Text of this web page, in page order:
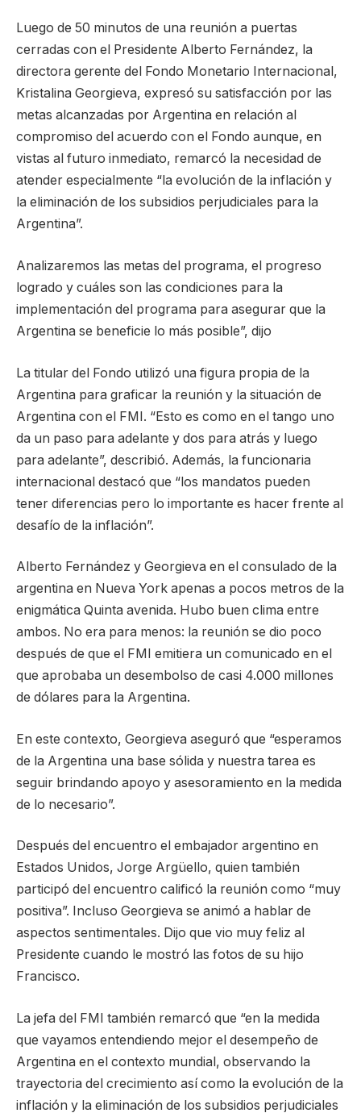
Luego de 50 minutos de una reunión a puertas
cerradas con el Presidente Alberto Fernández, la
directora gerente del Fondo Monetario Internacional,
Kristalina Georgieva, expresó su satisfacción por las
metas alcanzadas por Argentina en relación al
compromiso del acuerdo con el Fondo aunque, en
vistas al futuro inmediato, remarcó la necesidad de
atender especialmente “la evolución de la inflación y
la eliminación de los subsidios perjudiciales para la
Argentina”.
Analizaremos las metas del programa, el progreso
logrado y cuáles son las condiciones para la
implementación del programa para asegurar que la
Argentina se beneficie lo más posible”, dijo
La titular del Fondo utilizó una figura propia de la
Argentina para graficar la reunión y la situación de
Argentina con el FMI. “Esto es como en el tango uno
da un paso para adelante y dos para atrás y luego
para adelante”, describió. Además, la funcionaria
internacional destacó que “los mandatos pueden
tener diferencias pero lo importante es hacer frente al
desafío de la inflación”.
Alberto Fernández y Georgieva en el consulado de la
argentina en Nueva York apenas a pocos metros de la
enigmática Quinta avenida. Hubo buen clima entre
ambos. No era para menos: la reunión se dio poco
después de que el FMI emitiera un comunicado en el
que aprobaba un desembolso de casi 4.000 millones
de dólares para la Argentina.
En este contexto, Georgieva aseguró que “esperamos
de la Argentina una base sólida y nuestra tarea es
seguir brindando apoyo y asesoramiento en la medida
de lo necesario”.
Después del encuentro el embajador argentino en
Estados Unidos, Jorge Argüello, quien también
participó del encuentro calificó la reunión como “muy
positiva”. Incluso Georgieva se animó a hablar de
aspectos sentimentales. Dijo que vio muy feliz al
Presidente cuando le mostró las fotos de su hijo
Francisco.
La jefa del FMI también remarcó que “en la medida
que vayamos entendiendo mejor el desempeño de
Argentina en el contexto mundial, observando la
trayectoria del crecimiento así como la evolución de la
inflación y la eliminación de los subsidios perjudiciales